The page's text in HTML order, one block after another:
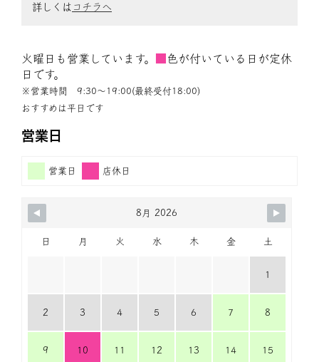
詳しくは コチラへ
火曜日も営業しています。
色が付いている日が定休
日です。
※営業時間 9:30〜19:00(最終受付18:00)
おすすめは平日です
営業日
営業日 店休日
8月 2026
日 月 火 水 木 金 土
1
2 3 4 5 6 7 8
9 10 11 12 13 14 15